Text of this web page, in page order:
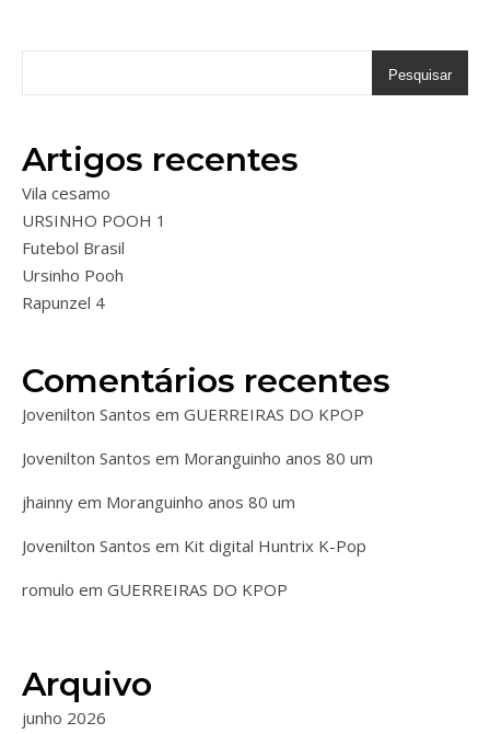
Pesquisar
Artigos recentes
Vila cesamo
URSINHO POOH 1
Futebol Brasil
Ursinho Pooh
Rapunzel 4
Comentários recentes
Jovenilton Santos em GUERREIRAS DO KPOP
Jovenilton Santos em Moranguinho anos 80 um
jhainny em Moranguinho anos 80 um
Jovenilton Santos em Kit digital Huntrix K-Pop
romulo em GUERREIRAS DO KPOP
Arquivo
junho 2026